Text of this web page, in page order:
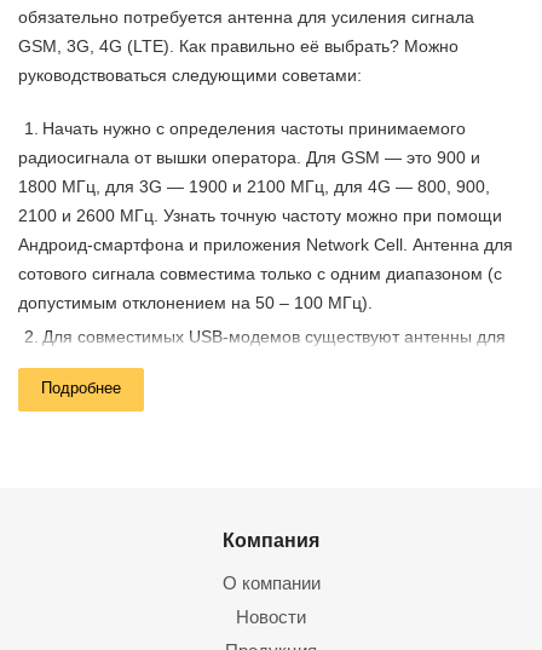
обязательно потребуется антенна для усиления сигнала
GSM, 3G, 4G (LTE). Как правильно её выбрать? Можно
руководствоваться следующими советами:
Начать нужно с определения частоты принимаемого
радиосигнала от вышки оператора. Для GSM — это 900 и
1800 МГц, для 3G — 1900 и 2100 МГц, для 4G — 800, 900,
2100 и 2600 МГц. Узнать точную частоту можно при помощи
Андроид-смартфона и приложения Network Cell. Антенна для
сотового сигнала совместима только с одним диапазоном (с
допустимым отклонением на 50 – 100 МГц).
Для совместимых USB-модемов существуют антенны для
интернет сигнала с поддержкой
функции MIMO (одновременный прием и передача данных
N­-коннектор с пиг-тейлом. И чем меньше длина кабеля — тем
Подробнее
Компания
О компании
Новости